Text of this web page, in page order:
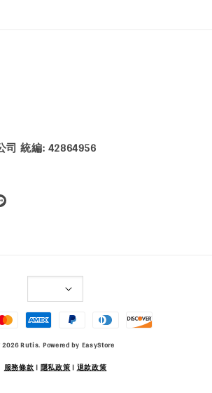
司 統編: 42864956
Rutis. Powered by EasyStore
服務條款| 隱私政策| 退款政策